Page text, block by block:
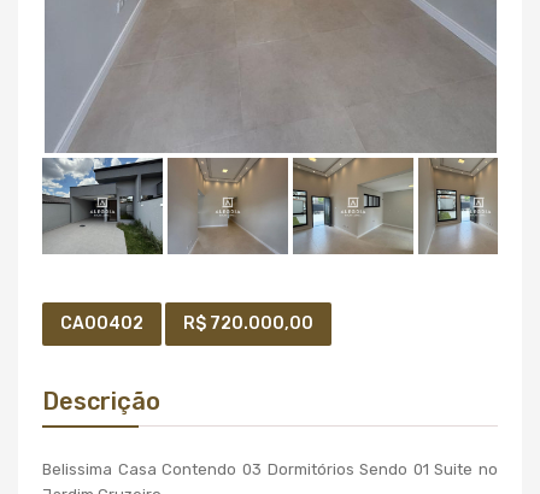
CA00402 R$ 720.000,00
Descrição
Belissima Casa Contendo 03 Dormitórios Sendo 01 Suite no